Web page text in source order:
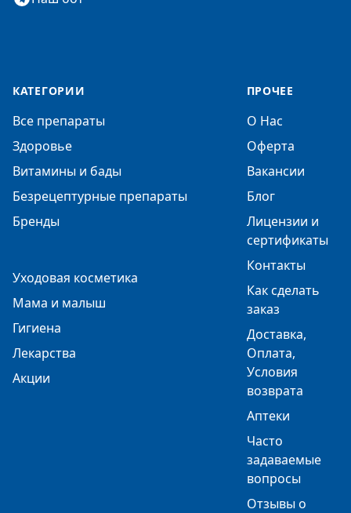
КАТЕГОРИИ
Все препараты
Здоровье
Витамины и бады
Безрецептурные препараты
Бренды
Уходовая косметика
Мама и малыш
Гигиена
Лекарства
Акции
ПРОЧЕЕ
О Нас
Оферта
Вакансии
Блог
Лицензии и
сертификаты
Контакты
Как сделать
заказ
Доставка,
Оплата,
Условия
возврата
Аптеки
Часто
задаваемые
вопросы
Отзывы о